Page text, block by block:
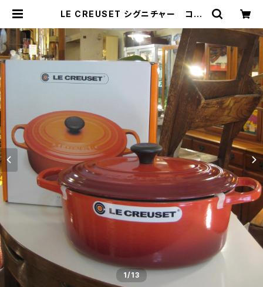
LE CREUSET シグニチャー ココ
| トリノス-torinoth- | 新宿区神楽
坂のリサイクルショップ・古着
1/13